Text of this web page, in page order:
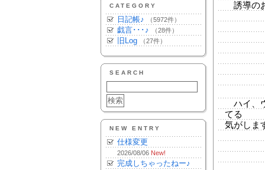
CATEGORY
日記帳♪ （5972件）
戯言･･･♪ （28件）
旧Log （27件）
SEARCH
NEW ENTRY
仕様変更
2026/08/06 New!
完成しちゃったねー♪
誘導の
ハイ、
てる
気がしま